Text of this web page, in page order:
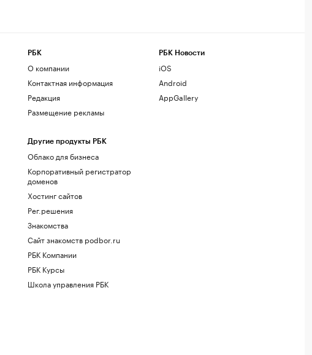
РБК
О компании
Контактная информация
Редакция
Размещение рекламы
Другие продукты РБК
Облако для бизнеса
Корпоративный регистратор
доменов
Хостинг сайтов
Рег.решения
Знакомства
Сайт знакомств podbor.ru
РБК Компании
РБК Курсы
Школа управления РБК
РБК Новости
iOS
Android
AppGallery